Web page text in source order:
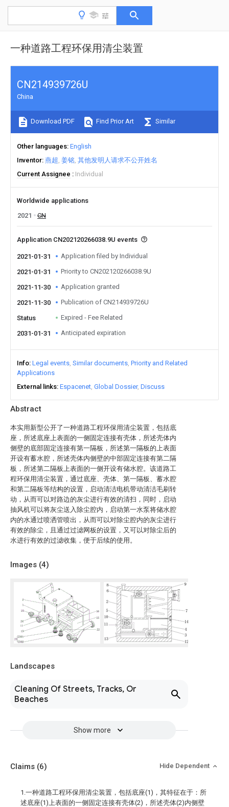
一种道路工程环保用清尘装置
Abstract
本实用新型公开了一种道路工程环保用清尘装置，包括底
座，所述底座上表面的一侧固定连接有壳体，所述壳体内
侧壁的底部固定连接有第一隔板，所述第一隔板的上表面
开设有蓄水腔，所述壳体内侧壁的中部固定连接有第二隔
板，所述第二隔板上表面的一侧开设有储水腔。该道路工
程环保用清尘装置，通过底座、壳体、第一隔板、蓄水腔
和第二隔板等结构的设置，启动清洁电机带动清洁毛刷转
动，从而可以对路边的灰尘进行有效的清扫，同时，启动
抽风机可以将灰尘送入除尘腔内，启动第一水泵将储水腔
内的水通过喷洒管喷出，从而可以对除尘腔内的灰尘进行
有效的除尘，且通过过滤网板的设置，又可以对除尘后的
水进行有效的过滤收集，便于后续的使用。
Images (4)
Landscapes
Cleaning Of Streets, Tracks, Or
Beaches
Show more
CN214939726U
China
Download PDF Find Prior Art Similar
Other languages English
Inventor 燕超 姜铭 其他发明人请求不公开姓名
Current Assignee
Individual
Worldwide applications
2021
CN
Application CN202120266038.9U events
2021-01-31 Application filed by Individual
2021-01-31 Priority to CN202120266038.9U
2021-11-30 Application granted
2021-11-30 Publication of CN214939726U
Status Expired - Fee Related
2031-01-31 Anticipated expiration
Info Legal events Similar documents Priority and Related
Applications
External links Espacenet Global Dossier Discuss
Claims (6) Hide Dependent
1.一种道路工程环保用清尘装置，包括底座(1)，其特征在于：所
述底座(1)上表面的一侧固定连接有壳体(2)，所述壳体(2)内侧壁